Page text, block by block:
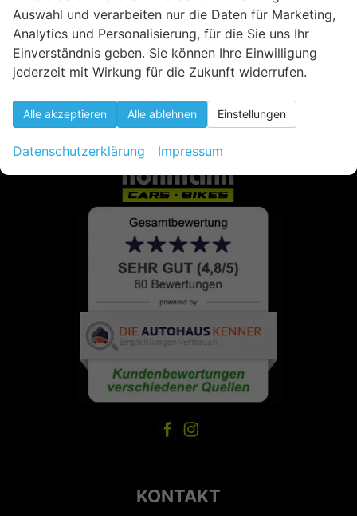
KONTAKT
Auswahl und verarbeiten nur die Daten für Marketing,
Analytics und Personalisierung, für die Sie uns Ihr
Einverständnis geben. Sie können Ihre Einwilligung
jederzeit mit Wirkung für die Zukunft widerrufen.
Alle akzeptieren Alle ablehnen Einstellungen
Datenschutzerklärung Impressum